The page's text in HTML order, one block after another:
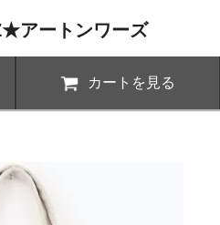
アートンワーズ
カートを見る